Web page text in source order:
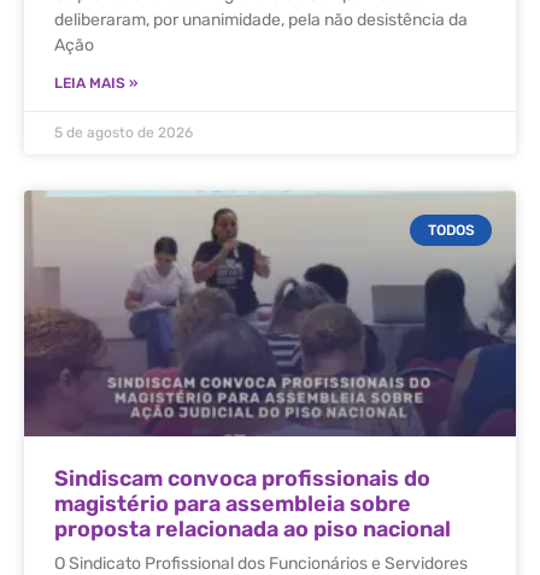
deliberaram, por unanimidade, pela não desistência da
Ação
LEIA MAIS »
5 de agosto de 2026
TODOS
Sindiscam convoca profissionais do
magistério para assembleia sobre
proposta relacionada ao piso nacional
O Sindicato Profissional dos Funcionários e Servidores